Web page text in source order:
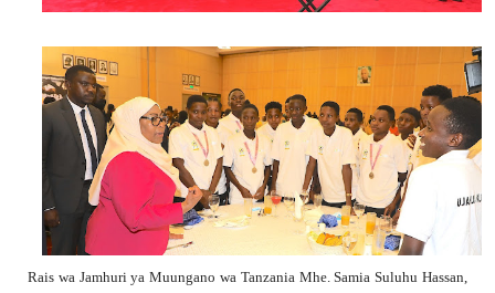
Rais wa Jamhuri ya Muungano wa Tanzania Mhe. Samia Suluhu Hassan,